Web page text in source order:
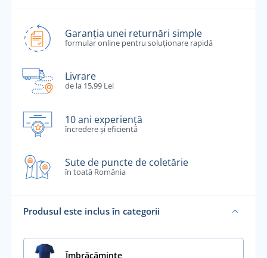
Garanția unei returnări simple
formular online pentru soluționare rapidă
Livrare
de la 15,99 Lei
10 ani experiență
încredere și eficiență
Sute de puncte de coletărie
în toată România
Produsul este inclus în categorii
Îmbrăcăminte